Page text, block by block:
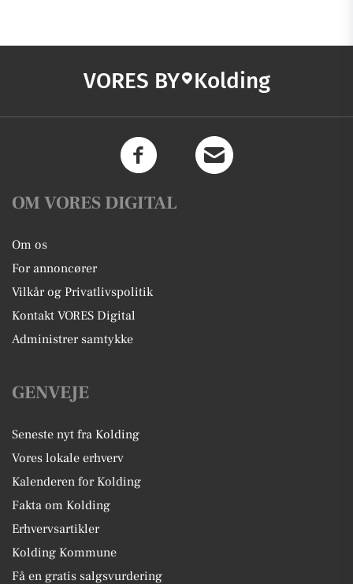
VORES BY Kolding
OM VORES DIGITAL
Om os
For annoncører
Vilkår og Privatlivspolitik
Kontakt VORES Digital
Administrer samtykke
GENVEJE
Seneste nyt fra Kolding
Vores lokale erhverv
Kalenderen for Kolding
Fakta om Kolding
Erhvervsartikler
Kolding Kommune
Få en gratis salgsvurdering